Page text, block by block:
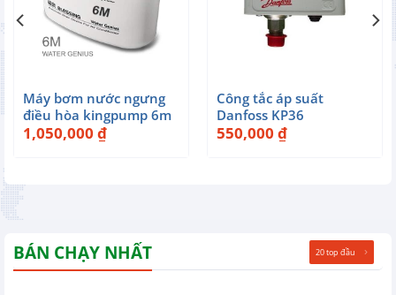
Máy bơm nước ngưng
điều hòa kingpump 6m
1,050,000 ₫
Công tắc áp suất
Danfoss KP36
550,000 ₫
BÁN CHẠY NHẤT 20 top đầu